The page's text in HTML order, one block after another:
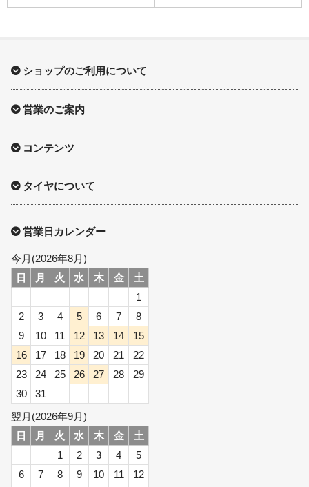
ショップのご利用について
営業のご案内
コンテンツ
タイヤについて
営業日カレンダー
今月(2026年8月)
日
月 火 水 木 金
土
1
2
3 4 5 6 7
8
9
10 11 12 13 14
15
16
17 18 19 20 21
22
23
24 25 26 27 28
29
30
31
翌月(2026年9月)
日
月 火 水 木 金
土
1
2 3 4
5
6
7 8 9 10 11 12